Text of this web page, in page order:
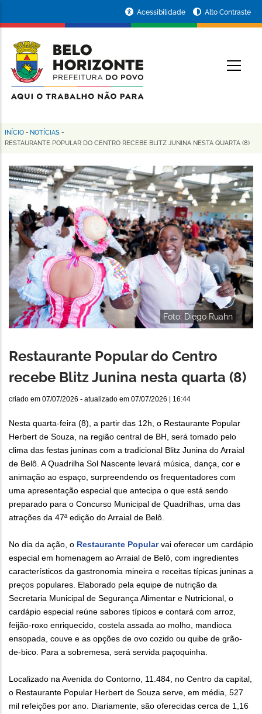
conteúdo
principal
da
Prefeitura
de
Horizonte
Acessibilidade Alto Contraste
Trilha
navegação
INÍCIO - NOTÍCIAS -
RESTAURANTE POPULAR DO CENTRO RECEBE BLITZ JUNINA NESTA QUARTA (8)
Foto: Diego Ruahn
Restaurante Popular do Centro
recebe Blitz Junina nesta quarta (8)
criado em 07/07/2026 - atualizado em 07/07/2026 | 16:44
Nesta quarta-feira (8), a partir das 12h, o Restaurante Popular
Herbert de Souza, na região central de BH, será tomado pelo
clima das festas juninas com a tradicional Blitz Junina do Arraial
de Belô. A Quadrilha Sol Nascente levará música, dança, cor e
animação ao espaço, surpreendendo os frequentadores com
uma apresentação especial que antecipa o que está sendo
preparado para o Concurso Municipal de Quadrilhas, uma das
atrações da 47ª edição do Arraial de Belô.
No dia da ação, o Restaurante Popularvai oferecer um cardápio
especial em homenagem ao Arraial de Belô, com ingredientes
característicos da gastronomia mineira e receitas típicas juninas a
preços populares. Elaborado pela equipe de nutrição da
Secretaria Municipal de Segurança Alimentar e Nutricional, o
cardápio especial reúne sabores típicos e contará com arroz,
feijão-roxo enriquecido, costela assada ao molho, mandioca
ensopada, couve e as opções de ovo cozido ou quibe de grão-
de-bico. Para a sobremesa, será servida paçoquinha.
Localizado na Avenida do Contorno, 11.484, no Centro da capital,
o Restaurante Popular Herbert de Souza serve, em média, 527
mil refeições por ano. Diariamente, são oferecidas cerca de 1,16